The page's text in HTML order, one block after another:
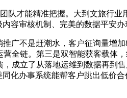
能精准把握。大到文旅行业
容审核机制、完美的数据平安办
不是赶潮水，客户征询量增加
全链。第三是双智能获客载体
成立了从落地运维到数据再到
化办事系统能帮客户跳出低价